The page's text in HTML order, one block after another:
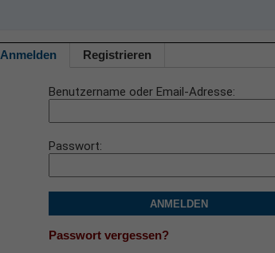
Anmelden Registrieren
Benutzername oder Email-Adresse
Passwort
ANMELDEN
Passwort vergessen?